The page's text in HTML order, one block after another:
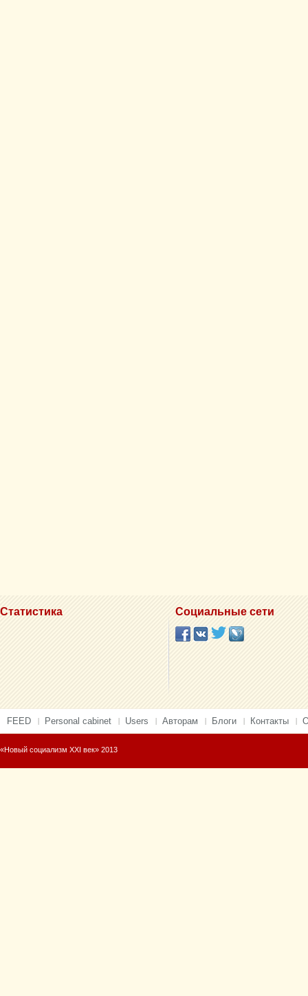
Статистика Социальные сети
FEED Personal cabinet Users Авторам Блоги Контакты
«Новый социализм XXI век» 2013